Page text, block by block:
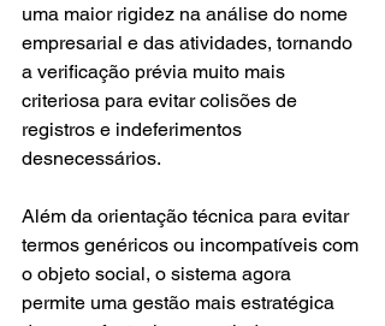
uma maior rigidez na análise do nome
empresarial e das atividades, tornando
a verificação prévia muito mais
criteriosa para evitar colisões de
registros e indeferimentos
desnecessários.
Além da orientação técnica para evitar
termos genéricos ou incompatíveis com
o objeto social, o sistema agora
permite uma gestão mais estratégica